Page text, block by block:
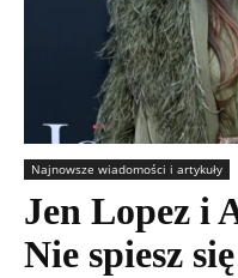
Najnowsze wiadomości i artykuły
Jen Lopez i
Nie spiesz